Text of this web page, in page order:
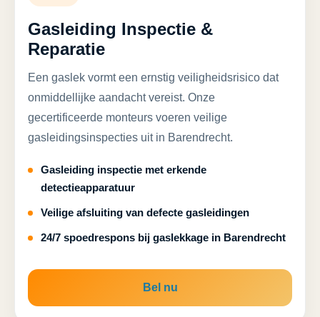
Gasleiding Inspectie &
Reparatie
Een gaslek vormt een ernstig veiligheidsrisico dat
onmiddellijke aandacht vereist. Onze
gecertificeerde monteurs voeren veilige
gasleidingsinspecties uit in Barendrecht.
Gasleiding inspectie met erkende
detectieapparatuur
Veilige afsluiting van defecte gasleidingen
24/7 spoedrespons bij gaslekkage in Barendrecht
Bel nu